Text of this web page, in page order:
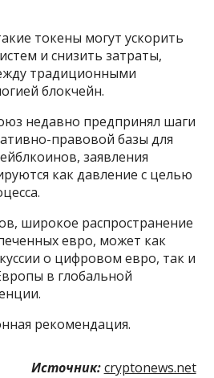
токены могут ускорить
и снизить затраты,
традиционными
блокчейн.
недавно предпринял шаги
правовой базы для
заявления
как давление с целью
широкое распространение
евро, может как
о цифровом евро, так и
в глобальной
рекомендация.
Источник: cryptonews.net